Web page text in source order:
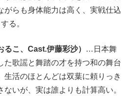
がらも身体能力は高く、実戦仕込
る。
こ、Cast.伊藤彩沙）
…日本舞
た歌謡と舞踏の才を持つ和の舞台
生活のほとんどは双葉に頼りっき
ないが、実は誰よりも計算高い。